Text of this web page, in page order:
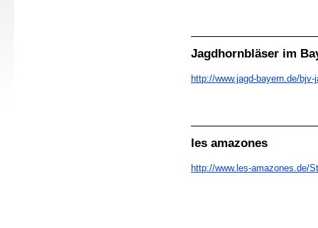
Jagdhornbläser im
http://www.jagd-bayern.de/
les amazones
http://www.les-amazones.de/